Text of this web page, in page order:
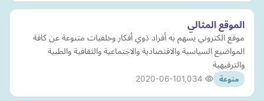
الموقع المثالي
موقع الكتروني يسهم به أفراد ذوي أفكار وخلفيات متنوعة عن كافة
المواضيع السياسية والاقتصادية والاجتماعية والثقافية والطبية
والترفيهية
منوعة 2020-06-10